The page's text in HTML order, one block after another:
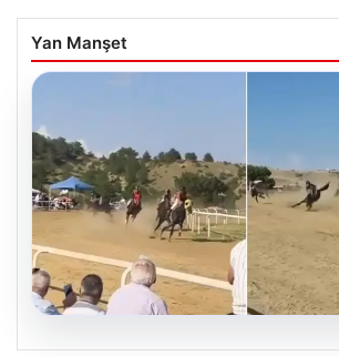
Yan Manşet
09.08.2026